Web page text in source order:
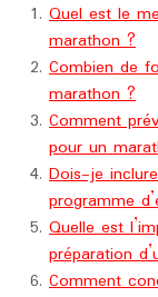
Quel est le
marathon ?
Combien de
marathon ?
Comment
pour un
Dois-je
programme
Quelle est
préparation
Comment